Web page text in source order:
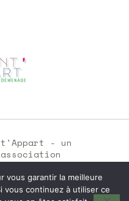
- un
légales
-
vous garantir la meilleure
vous continuez à utiliser ce